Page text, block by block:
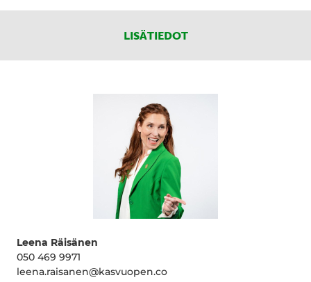
LISÄTIEDOT
Leena Räisänen
050 469 9971
leena.raisanen@kasvuopen.co